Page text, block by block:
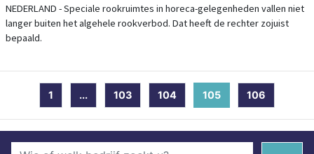
NEDERLAND - Speciale rookruimtes in horeca-gelegenheden vallen niet
langer buiten het algehele rookverbod. Dat heeft de rechter zojuist
bepaald.
1 ... 103 104 105 (current)
106